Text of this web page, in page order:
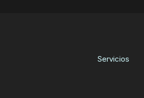
Servicios